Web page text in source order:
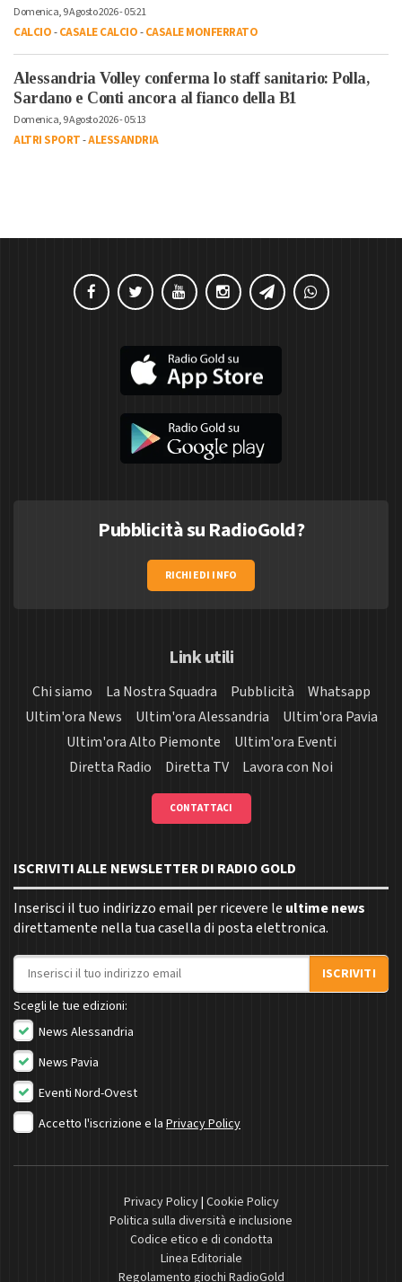
Domenica, 9 Agosto 2026 - 05:21
CALCIO-CASALE CALCIO-CASALE MONFERRATO
Alessandria Volley conferma lo staff sanitario: Polla,
Sardano e Conti ancora al fianco della B1
Domenica, 9 Agosto 2026 - 05:13
ALTRI SPORT-ALESSANDRIA
Pubblicità su RadioGold?
RICHIEDI INFO
Link utili
Chi siamo La Nostra Squadra Pubblicità
Whatsapp
Ultim'ora News
Ultim'ora Alessandria
Ultim'ora Pavia
Ultim'ora Alto Piemonte
Ultim'ora Eventi
Diretta Radio
Diretta TV Lavora con Noi
CONTATTACI
ISCRIVITI ALLE NEWSLETTER DI RADIO GOLD
Inserisci il tuo indirizzo email per ricevere le ultime news
direttamente nella tua casella di posta elettronica.
Indirizzo email
ISCRIVITI
Scegli le tue edizioni:
News Alessandria
News Pavia
Eventi Nord-Ovest
Accetto l'iscrizione e la Privacy Policy
Privacy Policy| Cookie Policy
Politica sulla diversità e inclusione
Codice etico e di condotta
Linea Editoriale
Regolamento giochi RadioGold